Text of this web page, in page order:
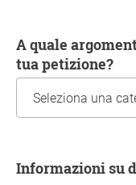
A quale argomento si riferisce più da vicino la
tua petizione?
Informazioni su